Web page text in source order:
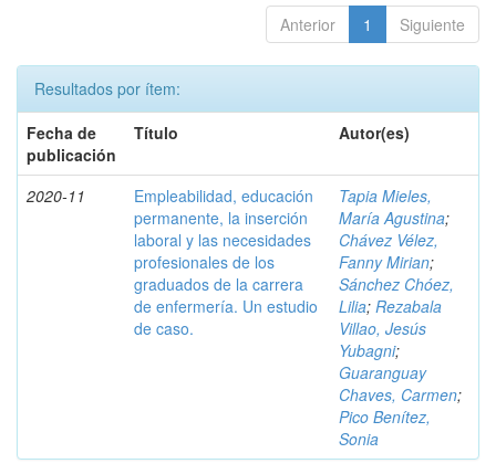
Anterior 1 Siguiente
Resultados por ítem:
Fecha de
publicación
Título Autor(es)
2020-11
Empleabilidad, educación
permanente, la inserción
laboral y las necesidades
profesionales de los
graduados de la carrera
de enfermería. Un estudio
de caso.
Tapia Mieles,
María Agustina;
Chávez Vélez,
Fanny Mirian;
Sánchez Chóez,
Lilia; Rezabala
Villao, Jesús
Yubagni;
Guaranguay
Chaves, Carmen;
Pico Benítez,
Sonia